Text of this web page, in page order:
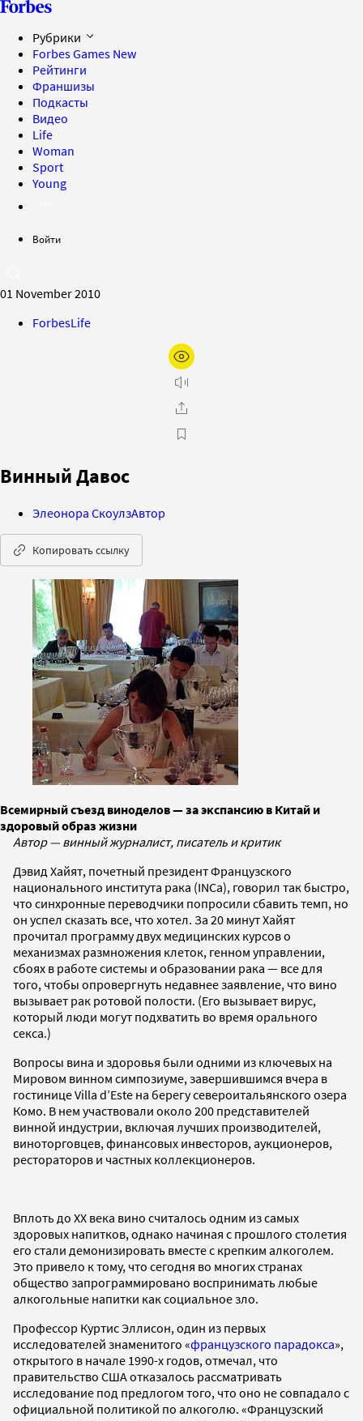
Рубрики
Forbes Games New
Рейтинги
Франшизы
Подкасты
Видео
Life
Woman
Sport
Young
Войти
01 November 2010
ForbesLife
Винный Давос
Элеонора СкоулзАвтор
Копировать ссылку
Всемирный съезд виноделов — за экспансию в Китай и
здоровый образ жизни
Автор — винный журналист, писатель и критик
Дэвид Хайят, почетный президент Французского
национального института рака (INCa), говорил так быстро,
что синхронные переводчики попросили сбавить темп, но
он успел сказать все, что хотел. За 20 минут Хайят
прочитал программу двух медицинских курсов о
механизмах размножения клеток, генном управлении,
сбоях в работе системы и образовании рака — все для
того, чтобы опровергнуть недавнее заявление, что вино
вызывает рак ротовой полости. (Его вызывает вирус,
который люди могут подхватить во время орального
секса.)
Вопросы вина и здоровья были одними из ключевых на
Мировом винном симпозиуме, завершившимся вчера в
гостинице Villa d’Este на берегу североитальянского озера
Комо. В нем участвовали около 200 представителей
винной индустрии, включая лучших производителей,
виноторговцев, финансовых инвесторов, аукционеров,
рестораторов и частных коллекционеров.
Вплоть до XX века вино считалось одним из самых
здоровых напитков, однако начиная с прошлого столетия
его стали демонизировать вместе с крепким алкоголем.
Это привело к тому, что сегодня во многих странах
общество запрограммировано воспринимать любые
алкогольные напитки как социальное зло.
Профессор Куртис Эллисон, один из первых
исследователей знаменитого «французского парадокса»,
открытого в начале 1990-х годов, отмечал, что
правительство США отказалось рассматривать
исследование под предлогом того, что оно не совпадало с
официальной политикой по алкоголю. «Французский